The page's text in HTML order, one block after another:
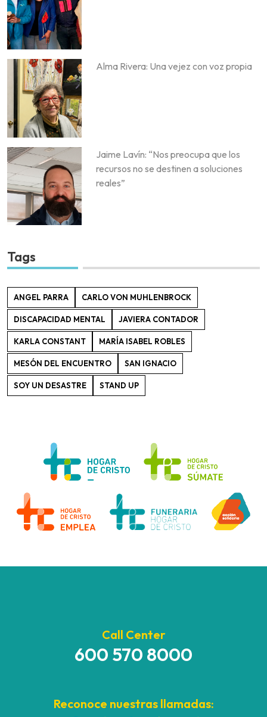
Alma Rivera: Una vejez con voz propia
Jaime Lavín: “Nos preocupa que los
recursos no se destinen a soluciones
reales”
Tags
ANGEL PARRA CARLO VON MUHLENBROCK
DISCAPACIDAD MENTAL JAVIERA CONTADOR
KARLA CONSTANT MARÍA ISABEL ROBLES
MESÓN DEL ENCUENTRO SAN IGNACIO
SOY UN DESASTRE STAND UP
Call Center
600 570 8000
Reconoce nuestras llamadas: